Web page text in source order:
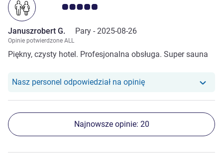
Ocena klientów 5.0/5
Januszrobert G. Pary - 2025-08-26
Opinie potwierdzone ALL
Piękny, czysty hotel. Profesjonalna obsługa. Super sauna
Nasz personel odpowiedział na opinię
Najnowsze opinie: 20